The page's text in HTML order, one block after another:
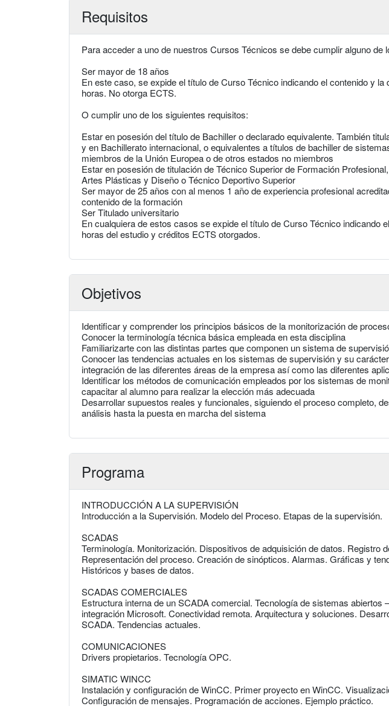
Requisitos
Para acceder a uno de nuestros Cursos Técnicos se debe cumplir alguno de
Ser mayor de 18 años
En este caso, se expide el título de Curso Técnico indicando el contenido y la
horas. No otorga ECTS.
O cumplir uno de los siguientes requisitos:
Estar en posesión del título de Bachiller o declarado equivalente. También
y en Bachillerato internacional, o equivalentes a títulos de bachiller de
miembros de la Unión Europea o de otros estados no miembros
Estar en posesión de titulación de Técnico Superior de Formación
Artes Plásticas y Diseño o Técnico Deportivo Superior
Ser mayor de 25 años con al menos 1 año de experiencia profesional
contenido de la formación
Ser Titulado universitario
En cualquiera de estos casos se expide el título de Curso Técnico indicando
horas del estudio y créditos ECTS otorgados.
Objetivos
Identificar y comprender los principios básicos de la monitorización de
Conocer la terminología técnica básica empleada en esta disciplina
Familiarizarte con las distintas partes que componen un sistema de
Conocer las tendencias actuales en los sistemas de supervisión y su
integración de las diferentes áreas de la empresa así como las diferentes
Identificar los métodos de comunicación empleados por los sistemas de
capacitar al alumno para realizar la elección más adecuada
Desarrollar supuestos reales y funcionales, siguiendo el proceso completo,
análisis hasta la puesta en marcha del sistema
Programa
INTRODUCCIÓN A LA SUPERVISIÓN
Introducción a la Supervisión. Modelo del Proceso. Etapas de la supervisión.
SCADAS
Terminología. Monitorización. Dispositivos de adquisición de datos. Registro
Representación del proceso. Creación de sinópticos. Alarmas. Gráficas y
Históricos y bases de datos.
SCADAS COMERCIALES
Estructura interna de un SCADA comercial. Tecnología de sistemas abiertos
integración Microsoft. Conectividad remota. Arquitectura y soluciones.
SCADA. Tendencias actuales.
COMUNICACIONES
Drivers propietarios. Tecnología OPC.
SIMATIC WINCC
Instalación y configuración de WinCC. Primer proyecto en WinCC.
Configuración de mensajes. Programación de acciones. Ejemplo práctico.